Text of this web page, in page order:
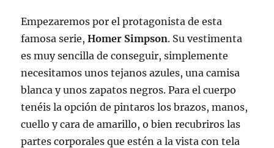
Empezaremos por el protagonista de esta
famosa serie,Homer Simpson. Su vestimenta
es muy sencilla de conseguir, simplemente
necesitamos unos tejanos azules, una camisa
blanca y unos zapatos negros. Para el cuerpo
tenéis la opción de pintaros los brazos, manos,
cuello y cara de amarillo, o bien recubriros las
partes corporales que estén a la vista con tela